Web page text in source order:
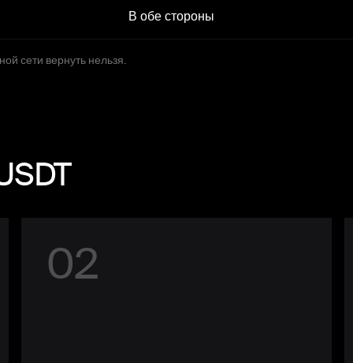
В обе стороны
сети вернуть нельзя.
02